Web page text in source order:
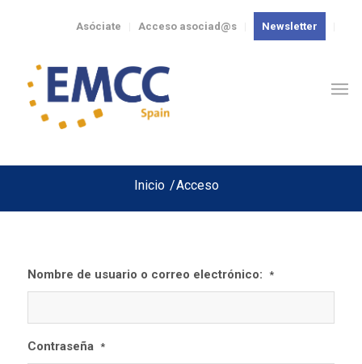
Newsletter
Acceso asociad@s
Asóciate
Inicio /Acceso
Nombre de usuario o correo electrónico: *
Contraseña *